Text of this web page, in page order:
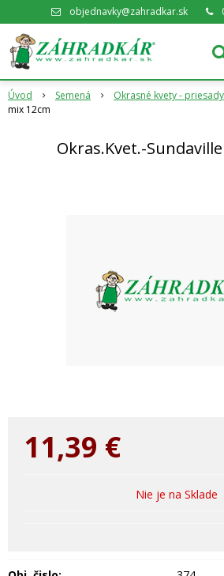
objednavky@zahradkar.sk
Úvod Semená Okrasné kvety - priesady
mix 12cm
Okras.Kvet.-
11,39 €
Nie je na Sklade